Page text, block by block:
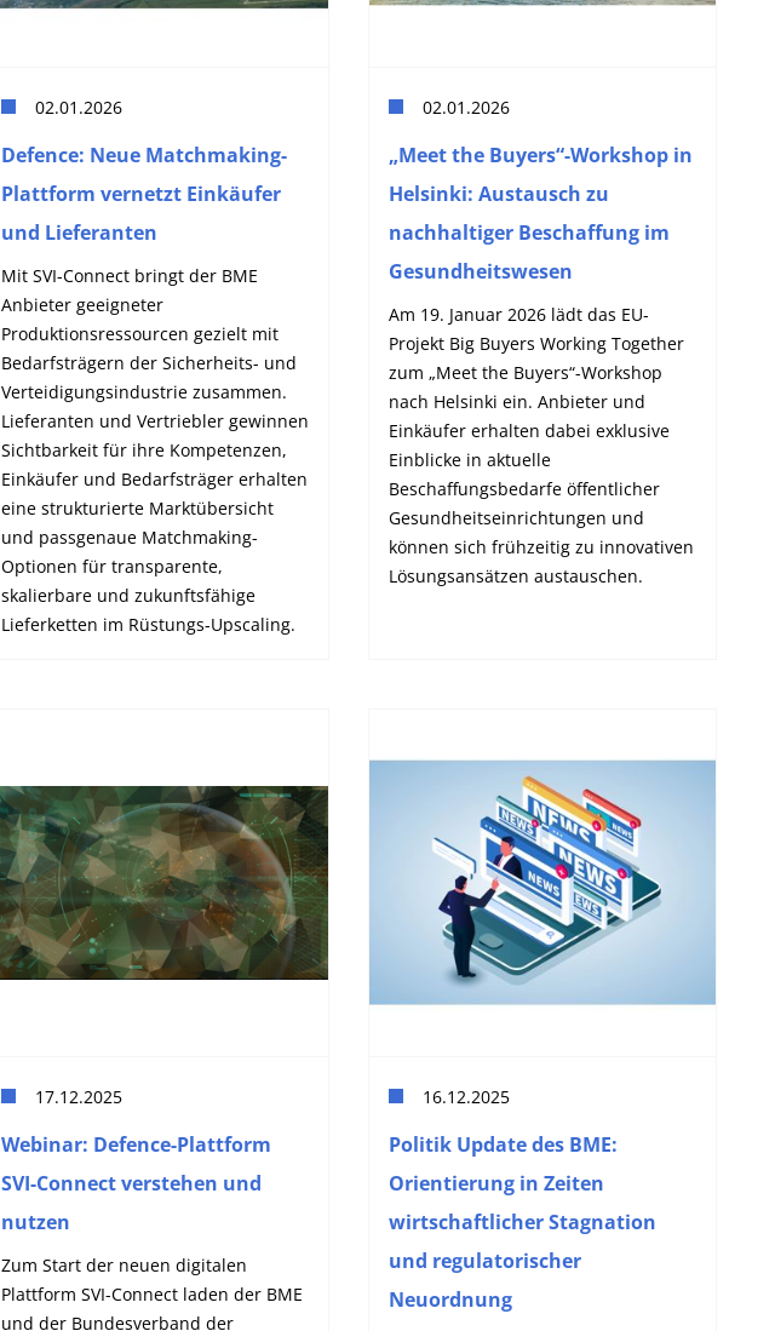
02.01.2026
Defence: Neue Matchmaking-
Plattform vernetzt Einkäufer
und Lieferanten
Mit SVI-Connect bringt der BME
Anbieter geeigneter
Produktionsressourcen gezielt mit
Bedarfsträgern der Sicherheits- und
Verteidigungsindustrie zusammen.
Lieferanten und Vertriebler gewinnen
Sichtbarkeit für ihre Kompetenzen,
Einkäufer und Bedarfsträger erhalten
eine strukturierte Marktübersicht
und passgenaue Matchmaking-
Optionen für transparente,
skalierbare und zukunftsfähige
Lieferketten im Rüstungs-Upscaling.
02.01.2026
„Meet the Buyers“-Workshop in
Helsinki: Austausch zu
nachhaltiger Beschaffung im
Gesundheitswesen
Am 19. Januar 2026 lädt das EU-
Projekt Big Buyers Working Together
zum „Meet the Buyers“-Workshop
nach Helsinki ein. Anbieter und
Einkäufer erhalten dabei exklusive
Einblicke in aktuelle
Beschaffungsbedarfe öffentlicher
Gesundheitseinrichtungen und
können sich frühzeitig zu innovativen
Lösungsansätzen austauschen.
17.12.2025
Webinar: Defence-Plattform
SVI-Connect verstehen und
nutzen
Zum Start der neuen digitalen
Plattform SVI-Connect laden der BME
und der Bundesverband der
16.12.2025
Politik Update des BME:
Orientierung in Zeiten
wirtschaftlicher Stagnation
und regulatorischer
Neuordnung